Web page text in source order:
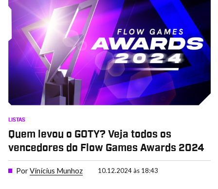
LISTAS
Quem levou o GOTY? Veja todos os
vencedores do Flow Games Awards 2024
PorVinícius Munhoz 10.12.2024 às 18:43